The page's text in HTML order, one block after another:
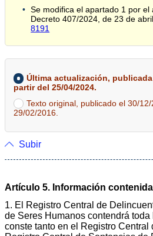
Se modifica el apartado 1 por el
Decreto 407/2024, de 23 de
8191
Última actualización,
partir del 25/04/2024.
Texto original, publicado el 30/
29/02/2016.
Subir
Artículo 5. Información
1. El Registro Central de
de Seres Humanos contendrá
conste tanto en el Registro Central